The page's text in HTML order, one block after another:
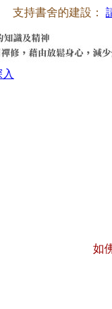
支持書舍的建設：
如